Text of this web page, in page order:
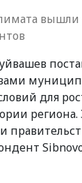
вышли
для
региона.